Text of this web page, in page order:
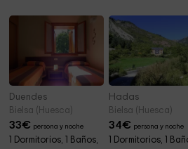
Duendes
Bielsa (Huesca)
33€ persona y noche
1 Dormitorios, 1 Baños,
Hadas
Bielsa (Huesca)
34€ persona y noche
1 Dormitorios, 1